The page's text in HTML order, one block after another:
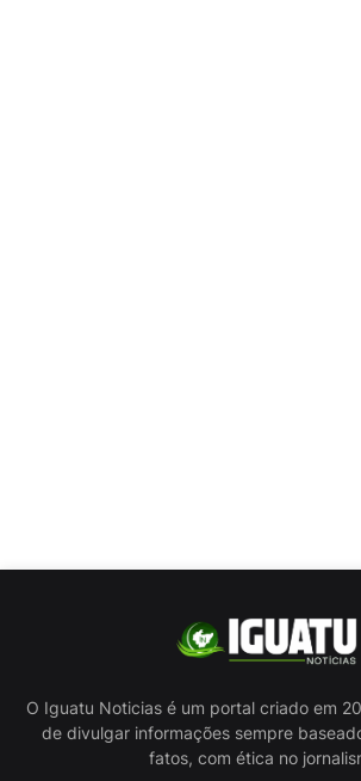
O Iguatu Noticias é um portal criado em
de divulgar informações sempre
fatos, com ética no